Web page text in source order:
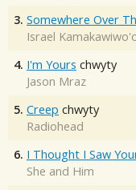
3. Somewhere Over
Israel
4. I'm Yours chwyty
Jason Mraz
5. Creep chwyty
Radiohead
6. I Thought I Saw
She and Him